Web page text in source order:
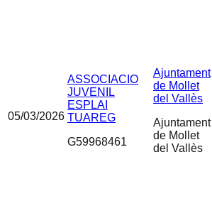
05/03/2026
ASSOCIACIO
JUVENIL
ESPLAI
TUAREG
G59968461
Ajuntament
de Mollet
del Vallès
Ajuntament
de Mollet
del Vallès